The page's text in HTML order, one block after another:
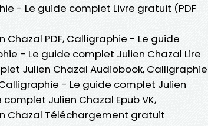
- Le guide complet Livre gratuit (PDF
PDF, Calligraphie - Le guide
- Le guide complet Julien Chazal Lire
Julien Chazal Audiobook, Calligraphie
- Le guide complet Julien
Julien Chazal Epub VK,
Chazal Téléchargement gratuit